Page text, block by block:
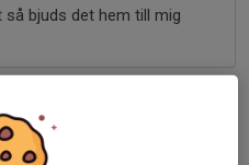
bjuds det hem till mig